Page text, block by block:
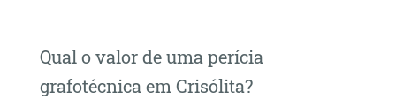
Qual o valor de uma perícia
grafotécnica em Crisólita?